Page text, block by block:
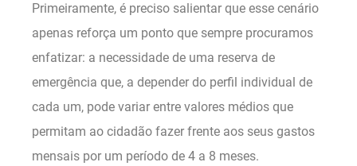
Primeiramente, é preciso salientar que esse cenário
apenas reforça um ponto que sempre procuramos
enfatizar: a necessidade de uma reserva de
emergência que, a depender do perfil individual de
cada um, pode variar entre valores médios que
permitam ao cidadão fazer frente aos seus gastos
mensais por um período de 4 a 8 meses.